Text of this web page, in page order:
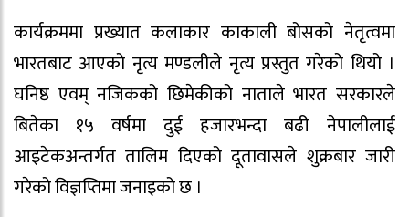
कार्यक्रममा प्रख्यात कलाकार काकाली बोसको नेतृत्वमा
भारतबाट आएको नृत्य मण्डलीले नृत्य प्रस्तुत गरेको थियो ।
घनिष्ठ एवम् नजिकको छिमेकीको नाताले भारत सरकारले
बितेका १५ वर्षमा दुई हजारभन्दा बढी नेपालीलाई
आइटेकअन्तर्गत तालिम दिएको दूतावासले शुक्रबार जारी
गरेको विज्ञप्तिमा जनाइको छ ।